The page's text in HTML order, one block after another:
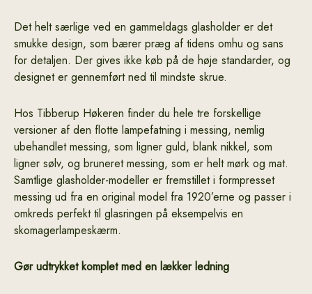
Det helt særlige ved en gammeldags glasholder er det
smukke design, som bærer præg af tidens omhu og sans
for detaljen. Der gives ikke køb på de høje standarder, og
designet er gennemført ned til mindste skrue.
Hos Tibberup Høkeren finder du hele tre forskellige
versioner af den flotte lampefatning i messing, nemlig
ubehandlet messing, som ligner guld, blank nikkel, som
ligner sølv, og bruneret messing, som er helt mørk og mat.
Samtlige glasholder-modeller er fremstillet i formpresset
messing ud fra en original model fra 1920’erne og passer i
omkreds perfekt til glasringen på eksempelvis en
skomagerlampeskærm.
Gør udtrykket komplet med en lækker ledning